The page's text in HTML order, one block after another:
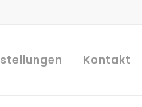
Kontakt